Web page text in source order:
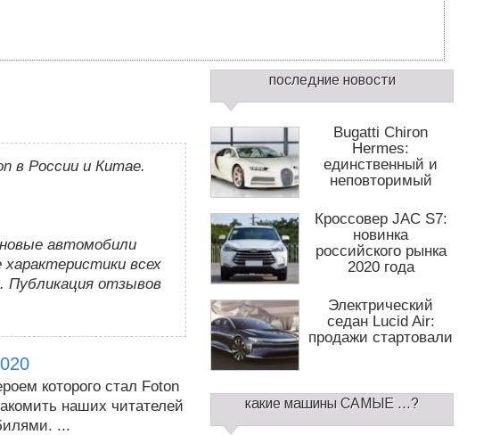
в России и Китае.
автомобили
всех
Публикация отзывов
которого стал Foton
наших читателей
...
д
б
а
р
2
последние новости
Bugatti Chiron
Hermes:
единственный и
неповторимый
Кроссовер JAC S7:
новинка
российского рынка
2020 года
Электрический
седан Lucid Air:
продажи стартовали
какие машины САМЫЕ ...?